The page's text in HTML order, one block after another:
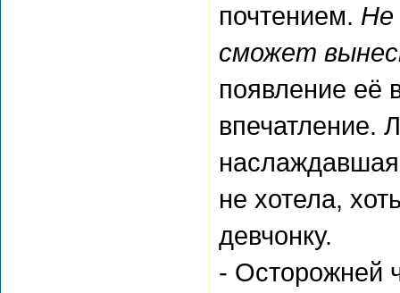
почтением. Не
сможет
появление её
впечатление.
не хотела,
девчонку.
- Осторожней